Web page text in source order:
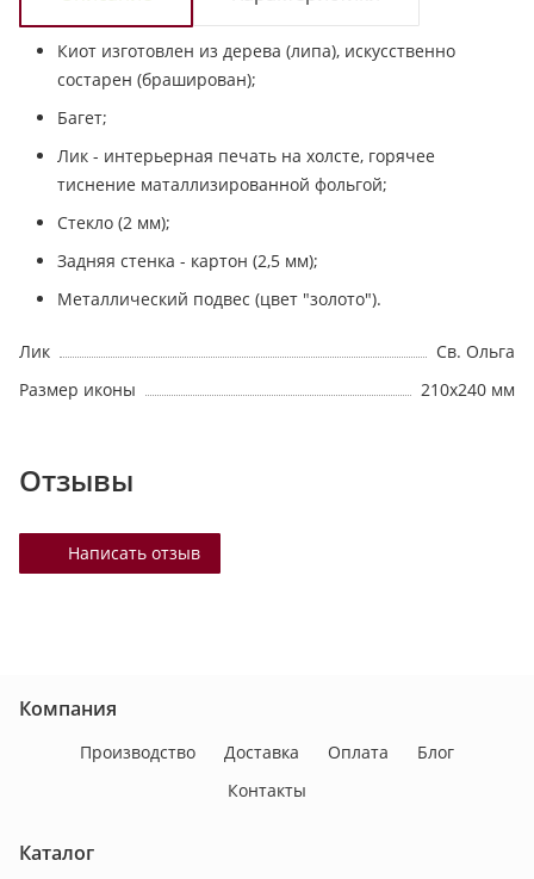
Киот изготовлен из дерева (липа), искусственно
состарен (браширован);
Багет;
Лик - интерьерная печать на холсте, горячее
тиснение маталлизированной фольгой;
Стекло (2 мм);
Задняя стенка - картон (2,5 мм);
Металлический подвес (цвет "золото").
Лик
Св. Ольга
Размер иконы
210х240 мм
Отзывы
Написать отзыв
Компания
Производство Доставка Оплата
Блог
Контакты
Каталог